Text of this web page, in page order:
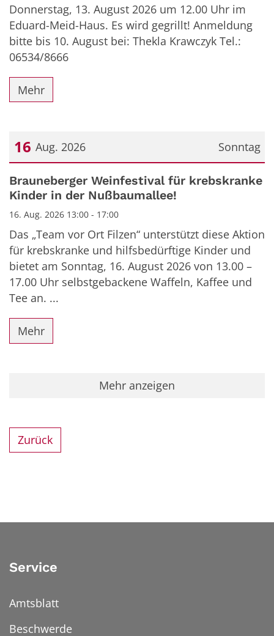
Donnerstag, 13. August 2026 um 12.00 Uhr im
Eduard-Meid-Haus. Es wird gegrillt! Anmeldung
bitte bis 10. August bei: Thekla Krawczyk Tel.:
06534/8666
Mehr
Sonntag
16 Aug. 2026
Datum: 16. August 2026
Brauneberger Weinfestival für krebskranke
Kinder in der Nußbaumallee!
16. Aug. 2026 13:00 - 17:00
Das „Team vor Ort Filzen“ unterstützt diese Aktion
für krebskranke und hilfsbedürftige Kinder und
bietet am Sonntag, 16. August 2026 von 13.00 –
17.00 Uhr selbstgebackene Waffeln, Kaffee und
Tee an. ...
Mehr
Mehr anzeigen
Zurück
Service
Amtsblatt
Beschwerde